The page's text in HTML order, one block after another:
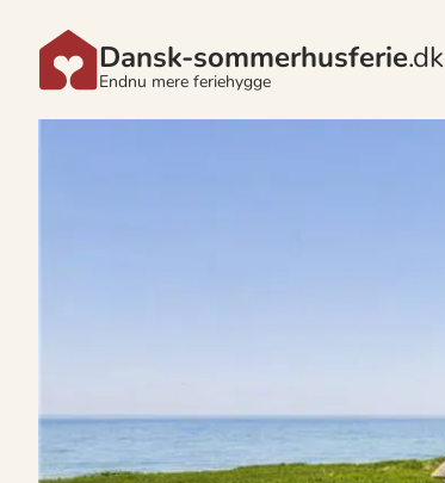
Dansk-sommerhusferie.dk
Endnu mere feriehygge